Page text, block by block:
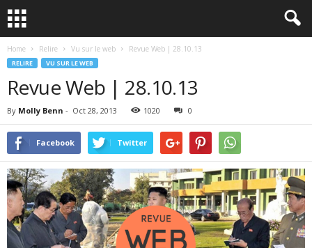
Home Relire Vu sur le web Revue Web | 28.10.13
RELIRE VU SUR LE WEB
Revue Web | 28.10.13
By Molly Benn - Oct 28, 2013 1020 0
Facebook Twitter